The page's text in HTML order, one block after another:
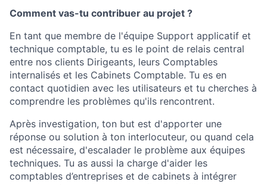
Comment vas-tu contribuer au projet ?
En tant que membre de l'équipe Support applicatif et
technique comptable, tu es le point de relais central
entre nos clients Dirigeants, leurs Comptables
internalisés et les Cabinets Comptable. Tu es en
contact quotidien avec les utilisateurs et tu cherches à
comprendre les problèmes qu'ils rencontrent.
Après investigation, ton but est d'apporter une
réponse ou solution à ton interlocuteur, ou quand cela
est nécessaire, d'escalader le problème aux équipes
techniques. Tu as aussi la charge d'aider les
comptables d’entreprises et de cabinets à intégrer